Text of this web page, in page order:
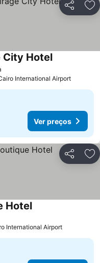
Partilhar
City Hotel
International Airport
Ver preços
Partilhar
Hotel
International Airport